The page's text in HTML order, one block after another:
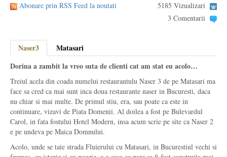
Abonare prin RSS Feed la noutati
5185 Vizualizari
3 Comentarii
Naser3
Matasari
Dorina a zambit la vreo suta de clienti cat am stat eu acolo…
Treiul acela din coada numelui restaurantulu Naser 3 de pe Matasari ma
face sa cred ca mai sunt inca doua restaurante naser in Bucuresti, daca
nu chiar si mai multe. De primul stiu, era, sau poate ca este in
continuare, vizavi de Piata Domenii. Al doilea a fost pe Bulevardul
Carol, in fata fostului Hotel Modern, insa acum scrie pe site ca Naser 2
e pe undeva pe Maica Domnului.
Acolo, unde se taie strada Fluierului cu Matasari, in Bucurestiul vechi si